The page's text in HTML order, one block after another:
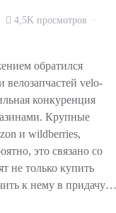
4,5K просмотров
обратился
велозапчастей velo-
конкуренция
Крупные
и wildberries,
это связано со
не только купить
к нему в придачу…